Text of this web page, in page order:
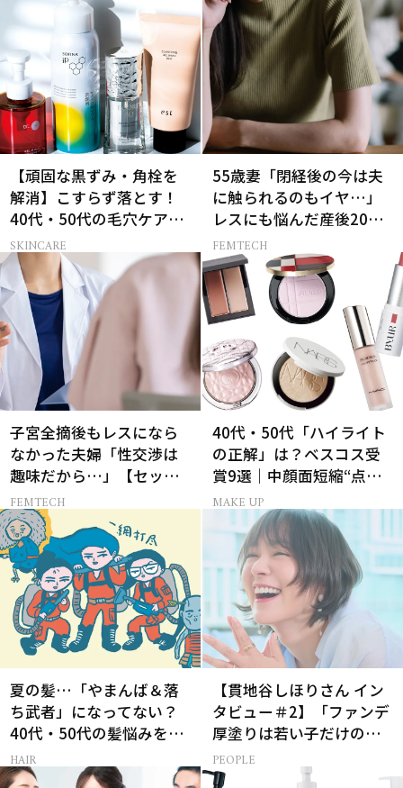
【頑固な黒ずみ・角栓を
解消】こすらず落とす！
40代・50代の毛穴ケア4
選
SKINCARE
55歳妻「閉経後の今は夫
に触られるのもイヤ…」
レスにも悩んだ産後20年
の葛藤
FEMTECH
子宮全摘後もレスになら
なかった夫婦「性交渉は
趣味だから…」【セック
スレス AND THE CITY -女
たちの告白-】
FEMTECH
40代・50代「ハイライト
の正解」は？ベスコス受
賞9選｜中顔面短縮“点置
き”メイク法も
MAKE UP
夏の髪…「やまんば＆落
ち武者」になってない？
40代・50代の髪悩みをレ
スキューする裏ワザ
HAIR
【貫地谷しほりさん イン
タビュー＃2】「ファンデ
厚塗りは若い子だけの特
権！」40代の今、たどり
着いたこだわりの美容法
PEOPLE